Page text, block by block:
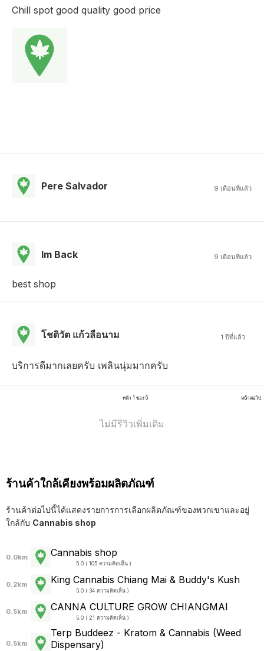
Chill spot good quality good price
Pere Salvador 9 เดือนที่แล้ว
Im Back 9 เดือนที่แล้ว
best shop
โชติวัต แก้วลือนาม 1 ปีที่แล้ว
บริการดีมากเลยครับ เพลินนุ่มมากครับ
หน้า 1 ของ 5 หน้าต่อไป
ไม่มีรีวิวเพิ่มเติม
ร้านค้าใกล้เคียงพร้อมผลิตภัณฑ์
ร้านค้าต่อไปนี้ได้แสดงรายการการเลือกผลิตภัณฑ์ของพวกเขาและอยู่
ใกล้กับ Cannabis shop
0.0km Cannabis shop
5.0 ( 105 ความคิดเห็น )
0.2km King Cannabis Chiang Mai & Buddy's Kush
5.0 ( 34 ความคิดเห็น )
0.5km CANNA CULTURE GROW CHIANGMAI
5.0 ( 21 ความคิดเห็น )
0.5km
Terp Buddeez - Kratom & Cannabis (Weed
Dispensary)